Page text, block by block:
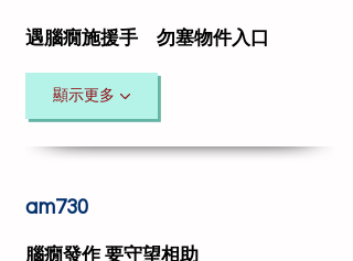
遇腦癇施援手 勿塞物件入口
顯示更多
am730
腦癇發作 要守望相助